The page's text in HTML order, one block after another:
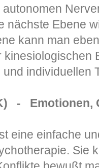
nächste Ebene
kann man
kinesiologischen
individuellen
- Emotionen,
eine einfache
Sie